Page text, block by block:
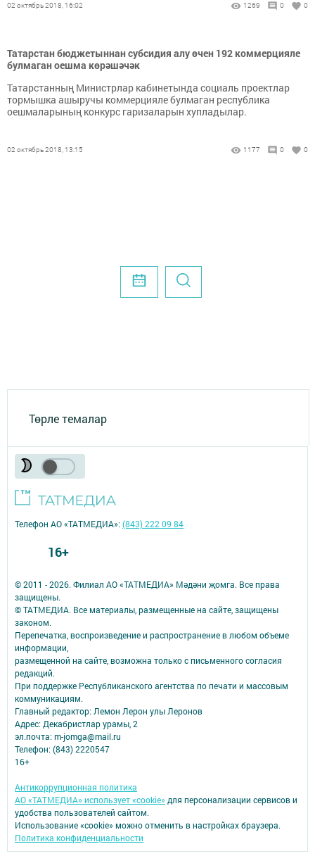
02 октябрь 2018, 16:02 1269 0 0
Татарстан бюджетыннан субсидия алу өчен 192 коммерцияле
булмаган оешма көрәшәчәк
Татарстанның Министрлар кабинетында социаль проектлар
тормышка ашыручы коммерцияле булмаган республика
оешмаларының конкурс гаризаларын хупладылар.
02 октябрь 2018, 13:15 1177 0 0
Төрле темалар
© 2011 - 2026. Филиал АО «ТАТМЕДИА» Мәдәни җомга. Все права
защищены.
© ТАТМЕДИА. Все материалы, размещенные на сайте, защищены
законом.
Перепечатка, воспроизведение и распространение в любом объеме
информации,
размещенной на сайте, возможна только с письменного согласия
редакций.
При поддержке Республиканского агентства по печати и массовым
коммуникациям.
Главный редактор: Лемон Лерон улы Леронов
Адрес: Декабристлар урамы, 2
эл.почта: m-jomga@mail.ru
Телефон: (843) 2220547
16+
Антикоррупционная политика
АО «ТАТМЕДИА» использует «cookie»для персонализации сервисов и
удобства пользователей сайтом.
Использование «cookie» можно отменить в настройках браузера.
Политика конфиденциальности
Телефон АО «ТАТМЕДИА»:(843) 222 09 84
16+